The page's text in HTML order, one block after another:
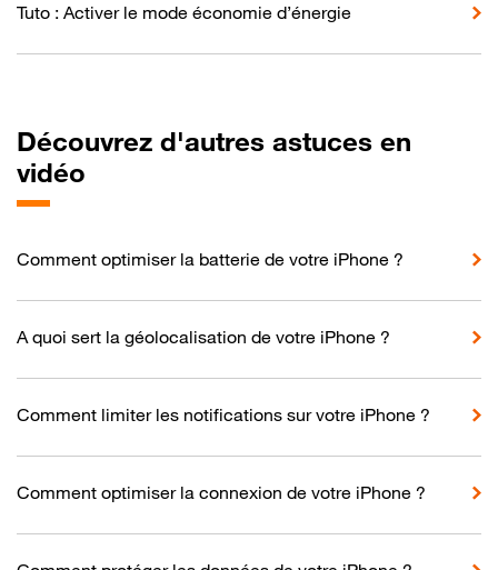
Tuto : Activer le mode économie d’énergie
Découvrez d'autres astuces en
vidéo
Comment optimiser la batterie de votre iPhone ?
A quoi sert la géolocalisation de votre iPhone ?
Comment limiter les notifications sur votre iPhone ?
Comment optimiser la connexion de votre iPhone ?